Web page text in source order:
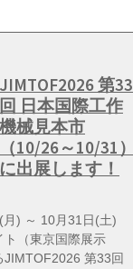
JIMTOF2026 第33
回 日本国際工作
機械見本市
（10/26～10/31）
に出展します！
) ～ 10月31日(土)
ト（東京国際展示
JIMTOF2026 第33回